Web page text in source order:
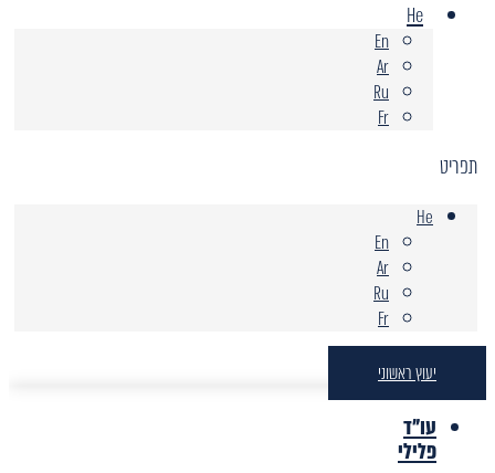
He
En
Ar
Ru
Fr
תפריט
He
En
Ar
Ru
Fr
יעוץ ראשוני
עו"ד
פלילי